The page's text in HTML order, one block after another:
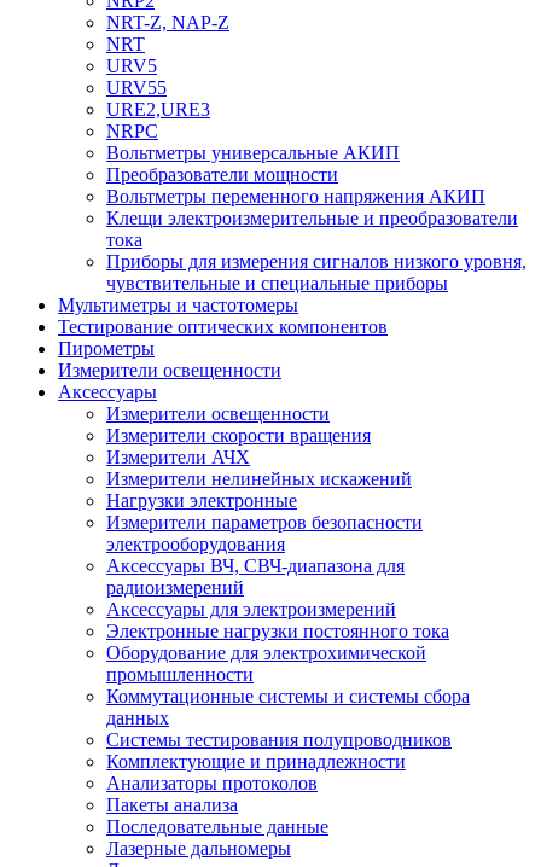
NRT-Z, NAP-Z
NRT
URV5
URV55
URE2,URE3
NRPC
Вольтметры универсальные АКИП
Преобразователи мощности
Вольтметры переменного напряжения АКИП
Клещи электроизмерительные и преобразователи
тока
Приборы для измерения сигналов низкого уровня,
чувствительные и специальные приборы
Мультиметры и частотомеры
Тестирование оптических компонентов
Пирометры
Измерители освещенности
Аксессуары
Измерители освещенности
Измерители скорости вращения
Измерители АЧХ
Измерители нелинейных искажений
Нагрузки электронные
Измерители параметров безопасности
электрооборудования
Аксессуары ВЧ, СВЧ-диапазона для
радиоизмерений
Аксессуары для электроизмерений
Электронные нагрузки постоянного тока
Оборудование для электрохимической
промышленности
Коммутационные системы и системы сбора
данных
Системы тестирования полупроводников
Комплектующие и принадлежности
Анализаторы протоколов
Пакеты анализа
Последовательные данные
Лазерные дальномеры